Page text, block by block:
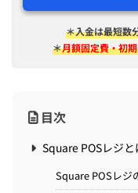
＊入金は​最短​数
＊月額固定費・初
目次
Square POSレジと
Square POSレジ